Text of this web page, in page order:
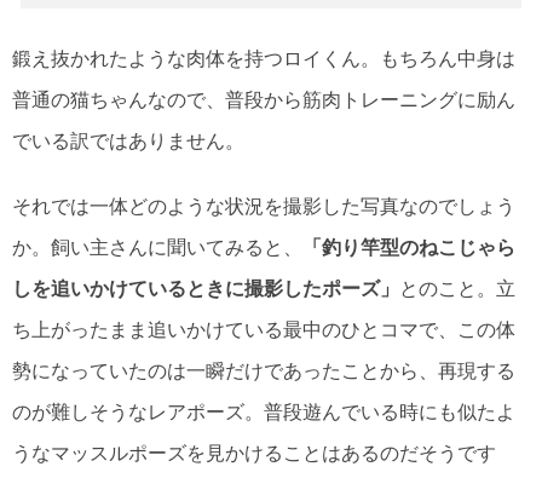
鍛え抜かれたような肉体を持つロイくん。もちろん中身は
普通の猫ちゃんなので、普段から筋肉トレーニングに励ん
でいる訳ではありません。
それでは一体どのような状況を撮影した写真なのでしょう
か。飼い主さんに聞いてみると、
「釣り竿型のねこじゃら
しを追いかけているときに撮影したポーズ」
とのこと。立
ち上がったまま追いかけている最中のひとコマで、この体
勢になっていたのは一瞬だけであったことから、再現する
のが難しそうなレアポーズ。普段遊んでいる時にも似たよ
うなマッスルポーズを見かけることはあるのだそうです